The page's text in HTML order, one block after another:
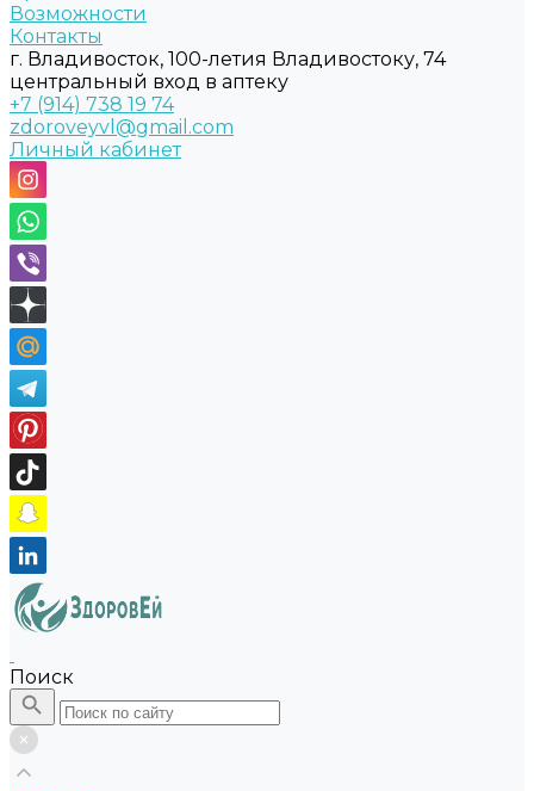
Возможности
Контакты
г. Владивосток, 100-летия Владивостоку, 74
центральный вход в аптеку
+7 (914) 738 19 74
zdoroveyvl@gmail.com
Личный кабинет
Поиск